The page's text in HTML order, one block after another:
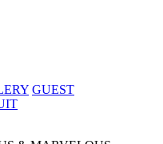
GUEST